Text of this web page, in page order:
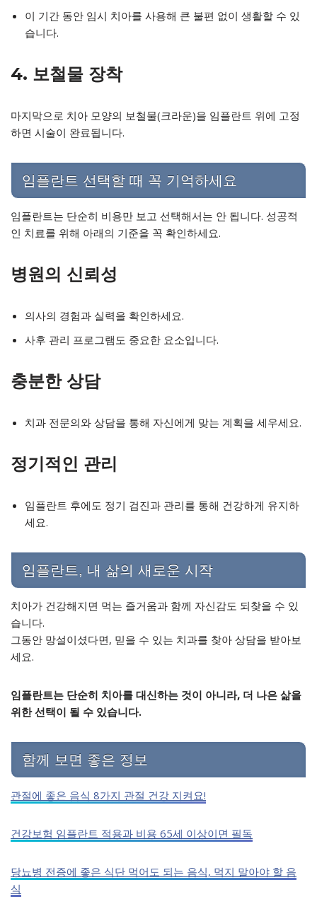
이 기간 동안 임시 치아를 사용해 큰 불편 없이 생활할 수 있
습니다.
4. 보철물 장착
마지막으로 치아 모양의 보철물(크라운)을 임플란트 위에 고정
하면 시술이 완료됩니다.
임플란트 선택할 때 꼭 기억하세요
임플란트는 단순히 비용만 보고 선택해서는 안 됩니다. 성공적
인 치료를 위해 아래의 기준을 꼭 확인하세요.
병원의 신뢰성
의사의 경험과 실력을 확인하세요.
사후 관리 프로그램도 중요한 요소입니다.
충분한 상담
치과 전문의와 상담을 통해 자신에게 맞는 계획을 세우세요.
정기적인 관리
임플란트 후에도 정기 검진과 관리를 통해 건강하게 유지하
세요.
임플란트, 내 삶의 새로운 시작
치아가 건강해지면 먹는 즐거움과 함께 자신감도 되찾을 수 있
습니다.
그동안 망설이셨다면, 믿을 수 있는 치과를 찾아 상담을 받아보
세요.
임플란트는 단순히 치아를 대신하는 것이 아니라, 더 나은 삶을
위한 선택이 될 수 있습니다.
함께 보면 좋은 정보
관절에 좋은 음식 8가지 관절 건강 지켜요!
건강보험 임플란트 적용과 비용 65세 이상이면 필독
당뇨병 전증에 좋은 식단 먹어도 되는 음식, 먹지 말아야 할 음
식